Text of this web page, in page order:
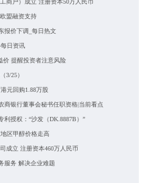
商户）成立 注册资本50万人民币
盟融资支持
报价下调_每日热文
日资讯
价 提醒投资者注意风险
3/25）
元回购1.88万股
商银行董事会秘书任职资格|当前看点
授权：“沙发（DK.8887B）”
地区甲醇价格走高
成立 注册资本460万人民币
服务 解决企业难题